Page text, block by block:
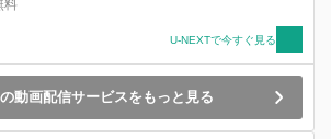
料
U-NEXTで今すぐ見る
動画配信サービスをもっと見る